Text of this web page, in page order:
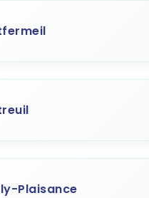
Plaisance